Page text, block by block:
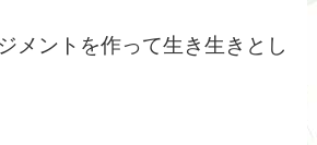
メントを作って生き生きとし